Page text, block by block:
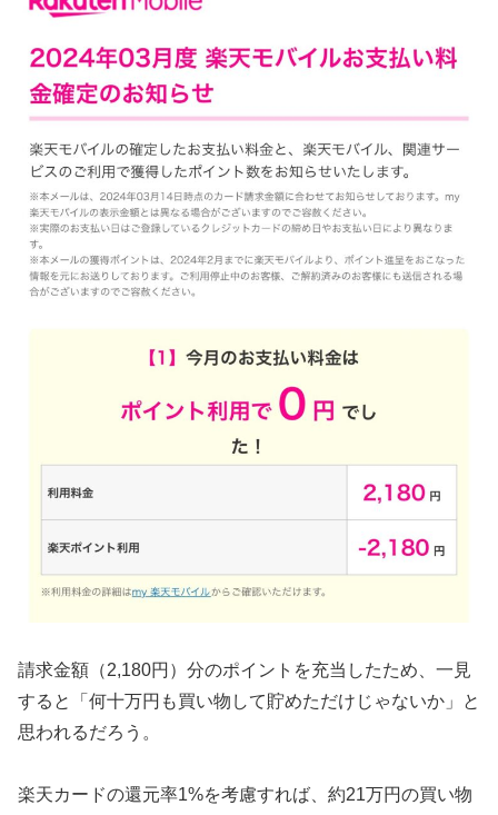
請求金額（2,180円）分のポイントを充当したため、一見
すると「何十万円も買い物して貯めただけじゃないか」と
思われるだろう。
楽天カードの還元率1%を考慮すれば、約21万円の買い物